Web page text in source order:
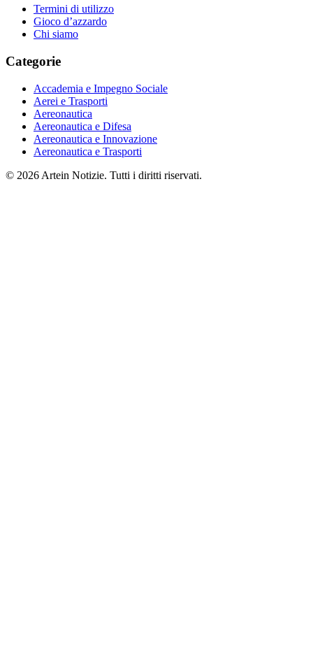
Termini di utilizzo
Gioco d’azzardo
Chi siamo
Categorie
Accademia e Impegno Sociale
Aerei e Trasporti
Aereonautica
Aereonautica e Difesa
Aereonautica e Innovazione
Aereonautica e Trasporti
© 2026 Artein Notizie. Tutti i diritti riservati.